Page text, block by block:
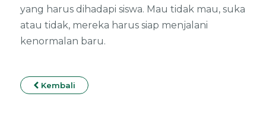
yang harus dihadapi siswa. Mau tidak mau, suka
atau tidak, mereka harus siap menjalani
kenormalan baru.
Kembali